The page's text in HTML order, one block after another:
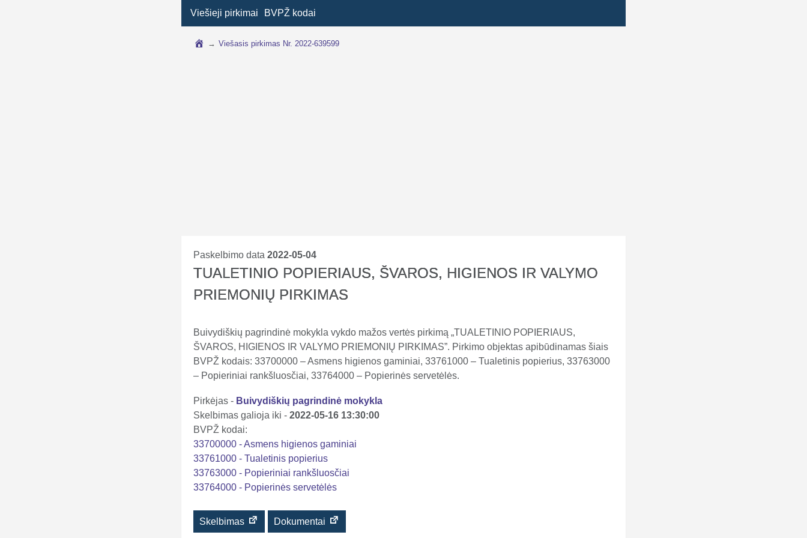
Viešieji pirkimai BVPŽ kodai
→ Viešasis pirkimas Nr. 2022-639599
Paskelbimo data2022-05-04
TUALETINIO POPIERIAUS, ŠVAROS, HIGIENOS IR VALYMO
PRIEMONIŲ PIRKIMAS
Buivydiškių pagrindinė mokykla vykdo mažos vertės pirkimą „TUALETINIO POPIERIAUS,
ŠVAROS, HIGIENOS IR VALYMO PRIEMONIŲ PIRKIMAS”. Pirkimo objektas apibūdinamas šiais
BVPŽ kodais: 33700000 – Asmens higienos gaminiai, 33761000 – Tualetinis popierius, 33763000
– Popieriniai rankšluosčiai, 33764000 – Popierinės servetėlės.
Pirkėjas - Buivydiškių pagrindinė mokykla
Skelbimas galioja iki -2022-05-16 13:30:00
BVPŽ kodai:
33700000 - Asmens higienos gaminiai
33761000 - Tualetinis popierius
33763000 - Popieriniai rankšluosčiai
33764000 - Popierinės servetėlės
Skelbimas Dokumentai